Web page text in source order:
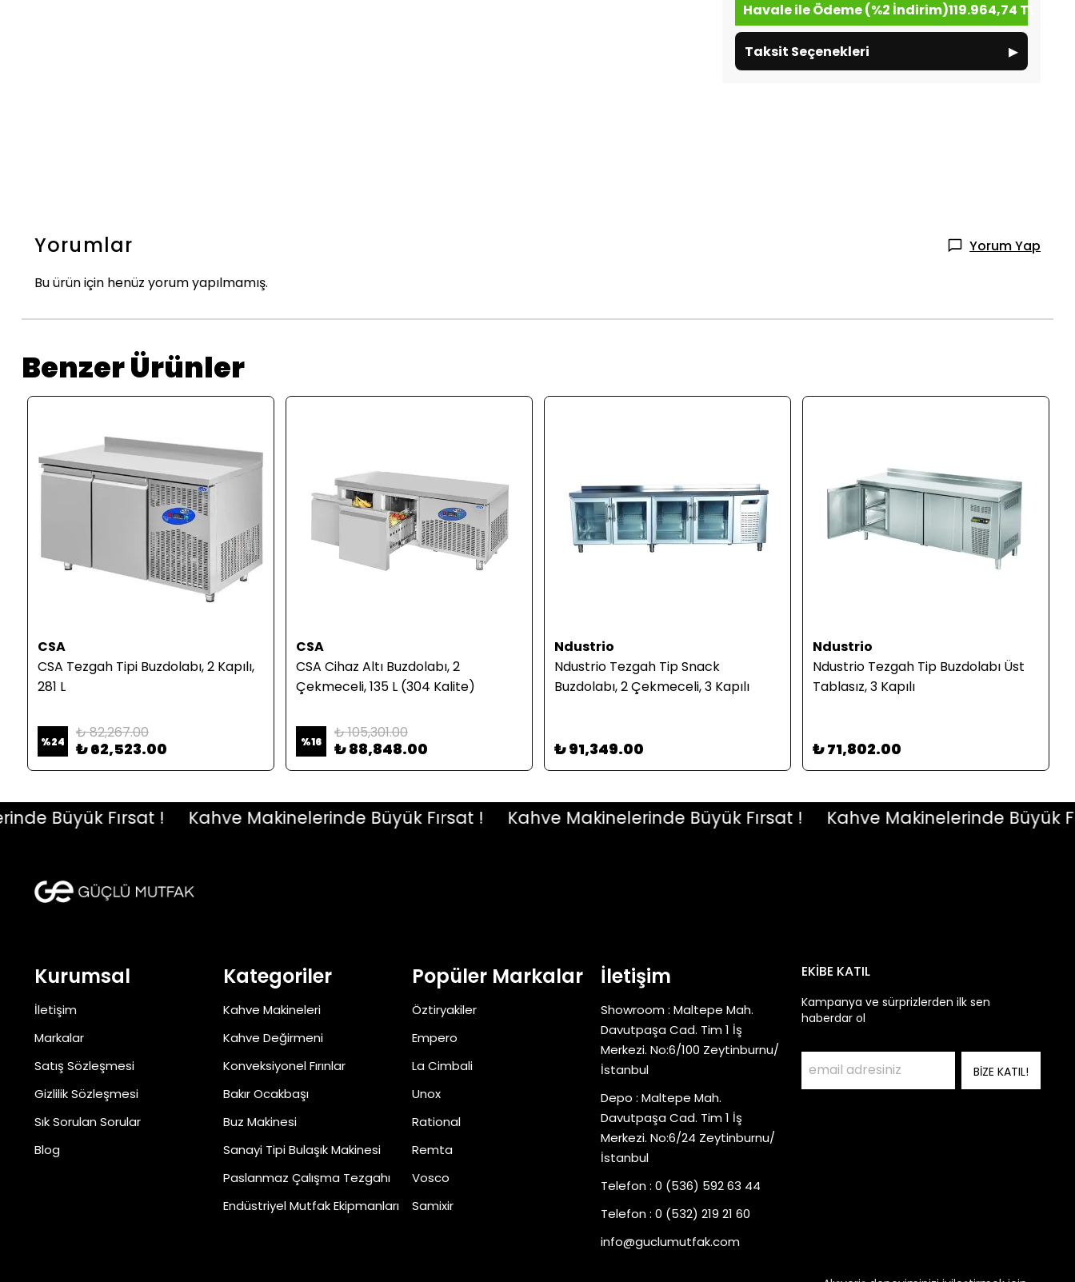
Havale ile Ödeme (%2 İndirim)119.964,74 TL
Taksit Seçenekleri ▸
Yorumlar Yorum Yap
Bu ürün için henüz yorum yapılmamış.
Benzer Ürünler
CSA
CSA Tezgah Tipi Buzdolabı, 2 Kapılı,
281 L
%24 ₺ 82,267.00
₺ 62,523.00
CSA
CSA Cihaz Altı Buzdolabı, 2
Çekmeceli, 135 L (304 Kalite)
%16 ₺ 105,301.00
₺ 88,848.00
Ndustrio
Ndustrio Tezgah Tip Snack
Buzdolabı, 2 Çekmeceli, 3 Kapılı
₺ 91,349.00
Ndustrio
Ndustrio Tezgah Tip Buzdolabı Üst
Tablasız, 3 Kapılı
₺ 71,802.00
Büyük Fırsat ! Kahve Makinelerinde Büyük Fırsat ! Kahve Makinelerinde Büyük Fırsat ! Kahve Makinelerinde Büyük
Kurumsal
İletişim
Markalar
Satış Sözleşmesi
Gizlilik Sözleşmesi
Sık Sorulan Sorular
Blog
Kategoriler
Kahve Makineleri
Kahve Değirmeni
Konveksiyonel Fırınlar
Bakır Ocakbaşı
Buz Makinesi
Sanayi Tipi Bulaşık Makinesi
Paslanmaz Çalışma Tezgahı
Endüstriyel Mutfak Ekipmanları
Popüler Markalar
Öztiryakiler
Empero
La Cimbali
Unox
Rational
Remta
Vosco
Samixir
İletişim
Showroom : Maltepe Mah.
Davutpaşa Cad. Tim 1 İş
Merkezi. No:6/100 Zeytinburnu/
İstanbul
Depo : Maltepe Mah.
Davutpaşa Cad. Tim 1 İş
Merkezi. No:6/24 Zeytinburnu/
İstanbul
Telefon : 0 (536) 592 63 44
Telefon : 0 (532) 219 21 60
info@guclumutfak.com
EKİBE KATIL
Kampanya ve sürprizlerden ilk sen
haberdar ol
BİZE KATIL!